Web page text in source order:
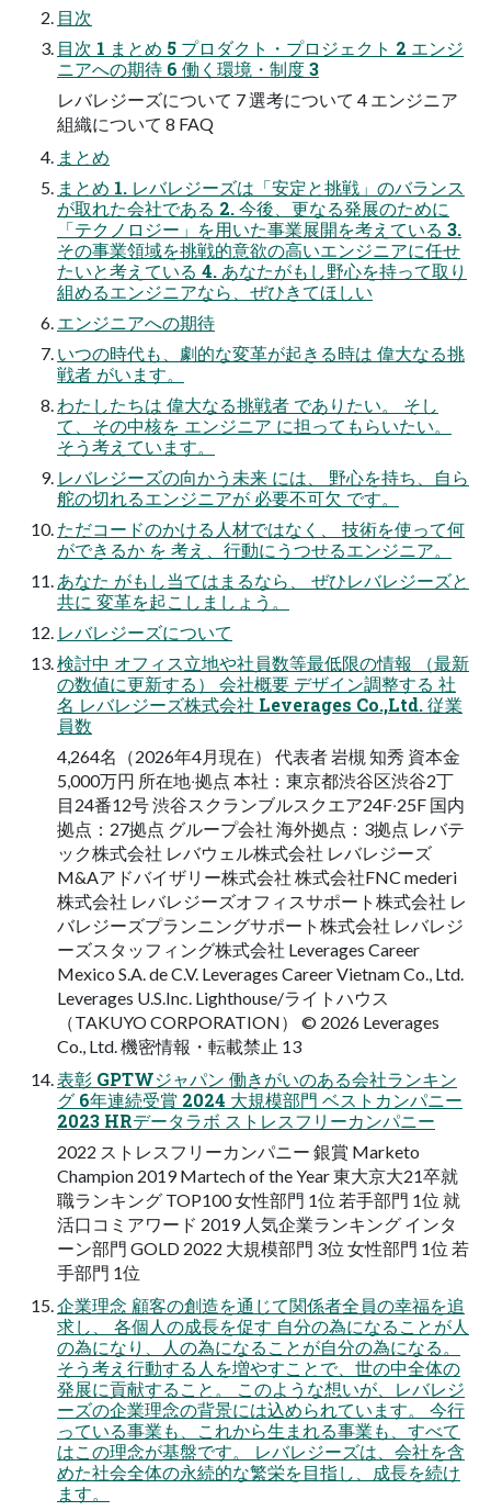
目次
目次 1 まとめ 5 プロダクト・プロジェクト 2 エンジ
ニアへの期待 6 働く環境・制度 3
レバレジーズについて 7 選考について 4 エンジニア
組織について 8 FAQ
まとめ
まとめ 1. レバレジーズは「安定と挑戦」のバランス
が取れた会社である 2. 今後、更なる発展のために
「テクノロジー」を用いた事業展開を考えている 3.
その事業領域を挑戦的意欲の高いエンジニアに任せ
たいと考えている 4. あなたがもし野心を持って取り
組めるエンジニアなら、ぜひきてほしい
エンジニアへの期待
いつの時代も、劇的な変革が起きる時は 偉大なる挑
戦者 がいます。
わたしたちは 偉大なる挑戦者 でありたい。 そし
て、その中核を エンジニア に担ってもらいたい。
そう考えています。
レバレジーズの向かう未来 には、 野心を持ち、自ら
舵の切れるエンジニアが 必要不可欠 です。
ただコードのかける人材ではなく、 技術を使って何
ができるか を 考え、行動にうつせるエンジニア。
あなた がもし当てはまるなら、 ぜひレバレジーズと
共に 変革を起こしましょう。
レバレジーズについて
検討中 オフィス⽴地や社員数等最低限の情報 （最新
の数値に更新する） 会社概要 デザイン調整する 社
名 レバレジーズ株式会社 Leverages Co.,Ltd. 従業
員数
4,264名（2026年4⽉現在） 代表者 岩槻 知秀 資本⾦
5,000万円 所在地‧拠点 本社：東京都渋⾕区渋⾕2丁
⽬24番12号 渋⾕スクランブルスクエア24F‧25F 国内
拠点：27拠点 グループ会社 海外拠点：3拠点 レバテ
ック株式会社 レバウェル株式会社 レバレジーズ
M&Aアドバイザリー株式会社 株式会社FNC mederi
株式会社 レバレジーズオフィスサポート株式会社 レ
バレジーズプランニングサポート株式会社 レバレジ
ーズスタッフィング株式会社 Leverages Career
Mexico S.A. de C.V. Leverages Career Vietnam Co., Ltd.
Leverages U.S.Inc. Lighthouse/ライトハウス
（TAKUYO CORPORATION） © 2026 Leverages
Co., Ltd. 機密情報・転載禁止 13
表彰 GPTWジャパン 働きがいのある会社ランキン
グ 6年連続受賞 2024 大規模部門 ベストカンパニー
2023 HRデータラボ ストレスフリーカンパニー
2022 ストレスフリーカンパニー 銀賞 Marketo
Champion 2019 Martech of the Year 東⼤京⼤21卒就
職ランキング TOP100 女性部門 1位 若手部門 1位 就
活⼝コミアワード 2019 ⼈気企業ランキング インタ
ーン部⾨ GOLD 2022 大規模部門 3位 女性部門 1位 若
手部門 1位
企業理念 顧客の創造を通じて関係者全員の幸福を追
求し、 各個人の成長を促す 自分の為になることが人
の為になり、人の為になることが自分の為になる。
そう考え行動する人を増やすことで、世の中全体の
発展に貢献すること。 このような想いが、レバレジ
ーズの企業理念の背景には込められています。 今行
っている事業も、これから生まれる事業も、すべて
はこの理念が基盤です。 レバレジーズは、会社を含
めた社会全体の永続的な繁栄を目指し、成長を続け
ます。